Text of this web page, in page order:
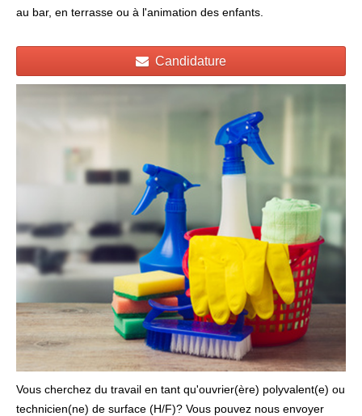
au bar, en terrasse ou à l'animation des enfants.
Candidature
Vous cherchez du travail en tant qu'ouvrier(ère) polyvalent(e) ou
technicien(ne) de surface (H/F)? Vous pouvez nous envoyer